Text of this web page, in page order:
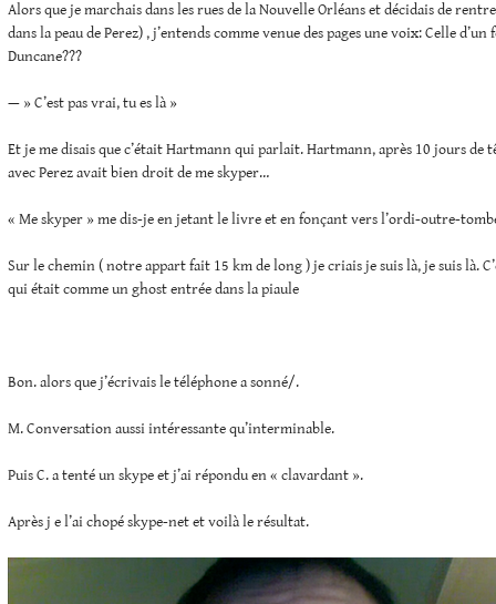
Alors que je marchais dans les rues de la Nouvelle Orléans et décidais de
dans la peau de Perez) , j’entends comme venue des pages une voix: Celle d’un
Duncane???
— » C’est pas vrai, tu es là »
Et je me disais que c’était Hartmann qui parlait. Hartmann, après 10 jours de
avec Perez avait bien droit de me skyper…
« Me skyper » me dis-je en jetant le livre et en fonçant vers l’ordi-outre-
Sur le chemin ( notre appart fait 15 km de long ) je criais je suis là, je suis là.
qui était comme un ghost entrée dans la piaule
Bon. alors que j’écrivais le téléphone a sonné/.
M. Conversation aussi intéressante qu’interminable.
Puis C. a tenté un skype et j’ai répondu en « clavardant ».
Après j e l’ai chopé skype-net et voilà le résultat.